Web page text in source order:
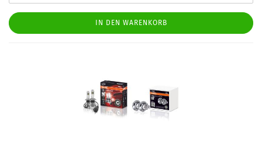
IN DEN WARENKORB